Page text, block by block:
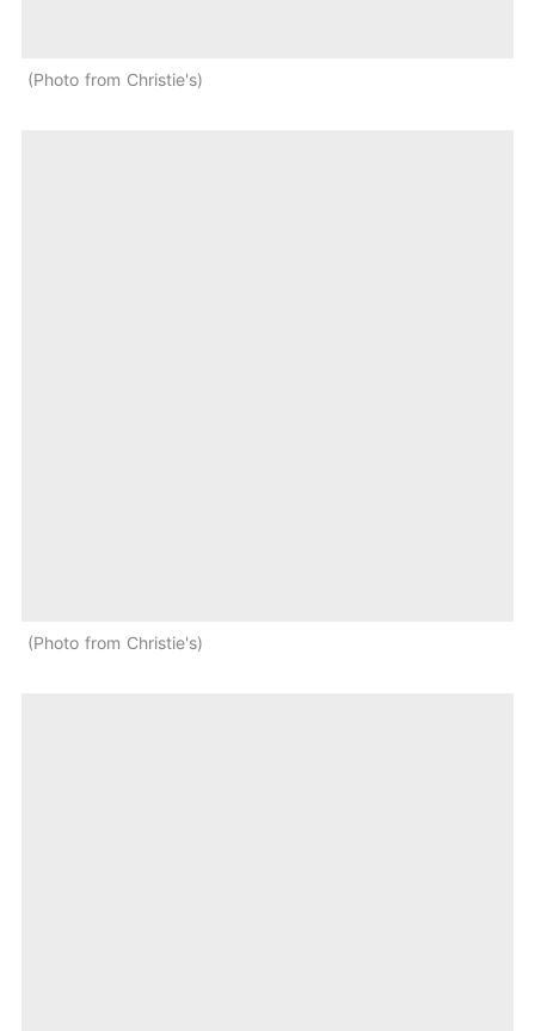
Photo from Christie's
Photo from Christie's